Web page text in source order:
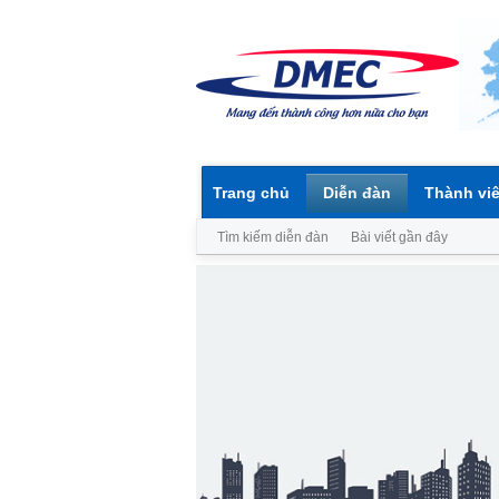
Trang chủ Diễn đàn
Tìm kiếm diễn đàn Bài viết gần đây
Thành